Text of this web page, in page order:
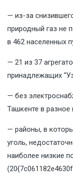
— из-за
природный газ не
в 462 населенных
— 21 из 37
принадлежащих
— без
Ташкенте в разное
— районы, в
уголь,
наиболее низкие